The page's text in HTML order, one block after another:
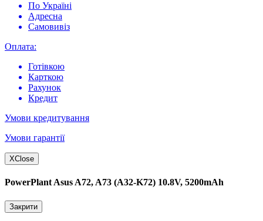
По Україні
Адресна
Самовивіз
Оплата:
Готівкою
Карткою
Рахунок
Кредит
Умови кредитування
Умови гарантії
XClose
PowerPlant Asus A72, A73 (A32-K72) 10.8V, 5200mAh
Закрити